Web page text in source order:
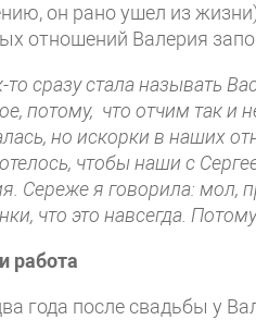
он рано ушел из
отношений Валерия
сразу стала называть
потому, что отчим так и
но искорки в наших
чтобы наши с
Сереже я говорила: мол,
что это навсегда.
работа
года после свадьбы у